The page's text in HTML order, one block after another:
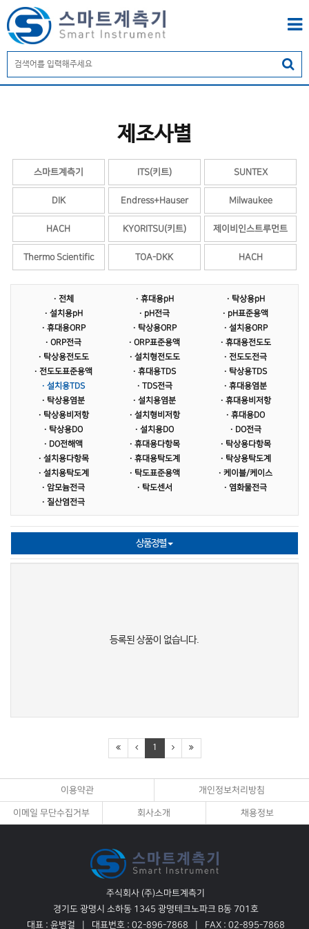
제조사별
스마트계측기 ITS(키트) SUNTEX
DIK Endress+Hauser Milwaukee
HACH KYORITSU(키트) 제이비인스트루먼트
Thermo Scientific TOA-DKK HACH
YSI KEC 계면계
제품사양서 AQUALABO LUTRON
SUPMEA
· 전체 · 휴대용pH
· 탁상용pH
· 설치용pH
· pH전극
· pH표준용액
· 휴대용ORP
· 탁상용ORP
· 설치용ORP
· ORP전극
· ORP표준용액
· 휴대용전도도
· 탁상용전도도
· 설치형전도도
· 전도도전극
· 전도도표준용액
· 휴대용TDS
· 탁상용TDS
· 설치용TDS
· TDS전극
· 휴대용염분
· 탁상용염분
· 설치용염분
· 휴대용비저항
· 탁상용비저항
· 설치형비저항
· 휴대용DO
· 탁상용DO
· 설치용DO
· DO전극
· DO전해액
· 휴대용다항목
· 탁상용다항목
· 설치용다항목
· 휴대용탁도계
· 탁상용탁도계
· 설치용탁도계
· 탁도표준용액
· 케이블/케이스
· 암모늄전극
· 탁도센서
· 염화물전극
· 질산염전극
상품정렬
등록된 상품이 없습니다.
1
이용약관 개인정보처리방침
이메일 무단수집거부 회사소개 채용정보
주식회사 (주)스마트계측기
경기도 광명시 소하동 1345 광명테크노파크 B동 701호
대표 : 윤병걸
대표번호 : 02-896-7868 FAX : 02-895-7868